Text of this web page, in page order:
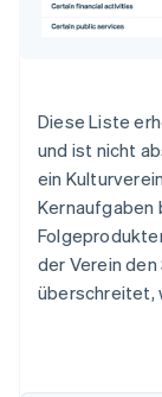
Diese Liste
und ist nicht
ein
Kernaufgaben
der Verein
überschreitet,